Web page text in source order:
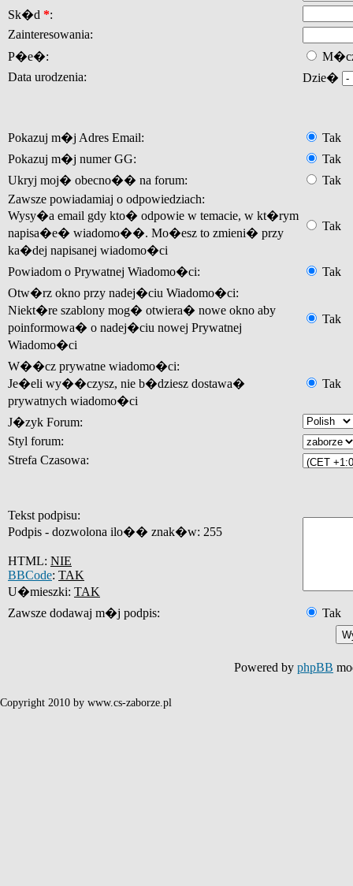
Sk�d *:
Zainteresowania:
P�e�:
Data urodzenia:
Dzie�
Pokazuj m�j Adres Email:
Tak
Pokazuj m�j numer GG:
Tak
Ukryj moj� obecno�� na forum:
Tak
Zawsze powiadamiaj o odpowiedziach:
Wysy�a email gdy kto� odpowie w temacie, w kt�rym
napisa�e� wiadomo��. Mo�esz to zmieni� przy
ka�dej napisanej wiadomo�ci
Tak
Powiadom o Prywatnej Wiadomo�ci:
Tak
Otw�rz okno przy nadej�ciu Wiadomo�ci:
Niekt�re szablony mog� otwiera� nowe okno aby
poinformowa� o nadej�ciu nowej Prywatnej
Wiadomo�ci
Tak
W��cz prywatne wiadomo�ci:
Je�eli wy��czysz, nie b�dziesz dostawa�
prywatnych wiadomo�ci
Tak
J�zyk Forum:
Styl forum:
Strefa Czasowa:
Tekst podpisu:
Podpis - dozwolona ilo�� znak�w: 255
HTML: NIE
BBCode: TAK
U�mieszki: TAK
Zawsze dodawaj m�j podpis:
Tak
Powered by phpBB
Copyright 2010 by www.cs-zaborze.pl